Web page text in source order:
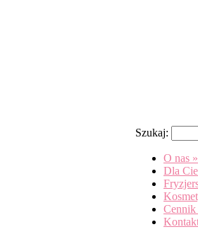
Szukaj:
O nas »
Dla
Cennik